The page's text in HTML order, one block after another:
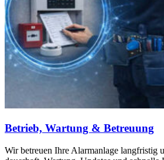
Betrieb, Wartung & Betreuung
Wir betreuen Ihre Alarmanlage langfristig